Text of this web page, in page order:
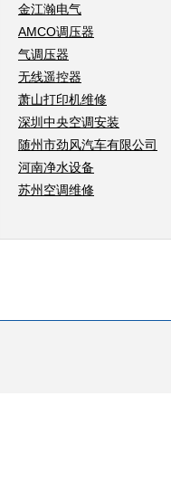
金江瀚电气
AMCO调压器
气调压器
无线遥控器
萧山打印机维修
深圳中央空调安装
随州市劲风汽车有限公司
河南净水设备
苏州空调维修